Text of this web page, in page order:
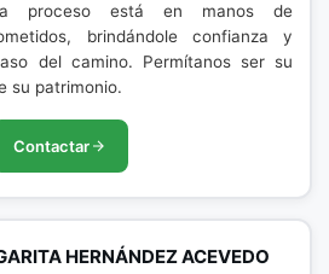
proceso está en manos de
brindándole confianza y
del camino. Permítanos ser su
su patrimonio.
Contactar
HERNÁNDEZ ACEVEDO